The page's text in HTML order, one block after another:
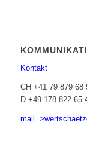
Kontakt
CH +41 79 879 68
D +49 178 822 65